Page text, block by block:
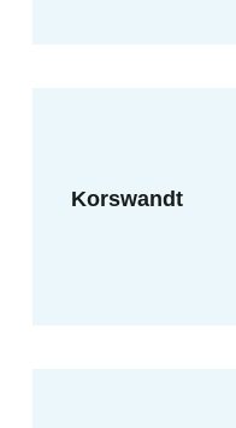
Korswandt